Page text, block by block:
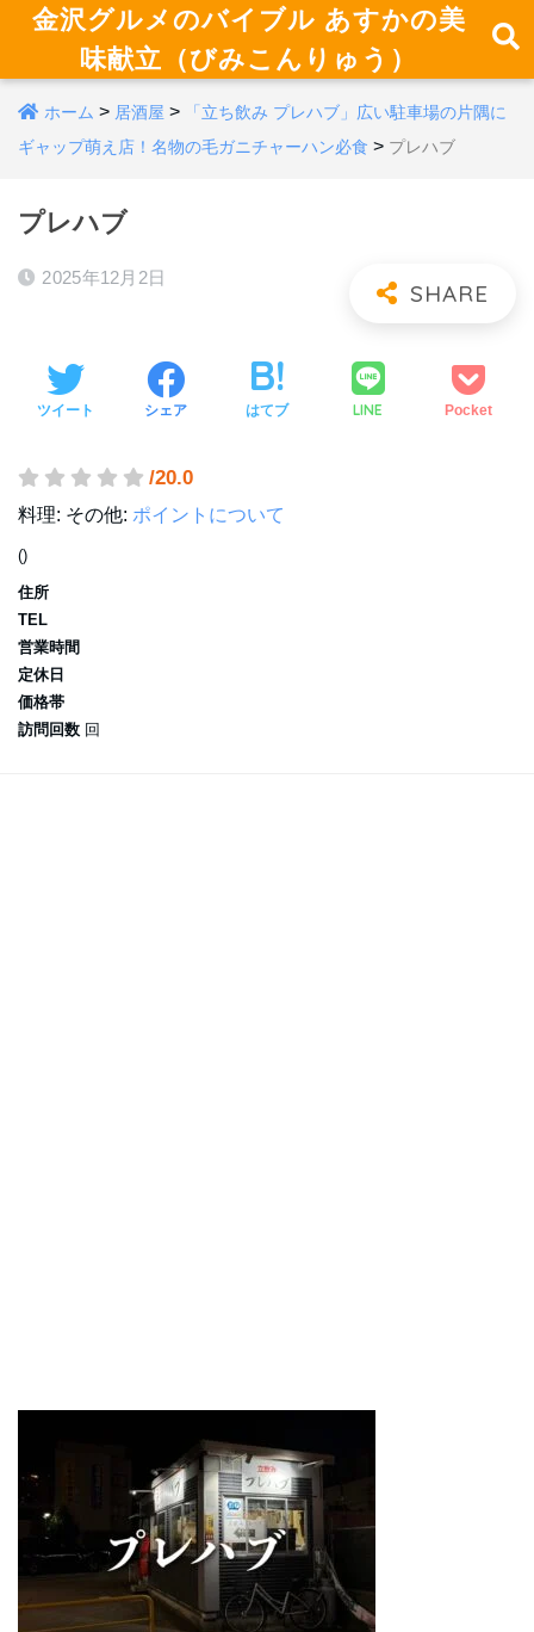
金沢グルメのバイブル あすかの美
味献立（びみこんりゅう）
ホーム > 居酒屋 >
「立ち飲み プレハブ」広い駐車場の片隅に
ギャップ萌え店！名物の毛ガニチャーハン必食 > プレハブ
プレハブ
2025年12月2日
ツイート シェア はてブ LINE Pocket
/20.0
料理: その他: ポイントについて
()
住所
TEL
営業時間
定休日
価格帯
訪問回数 回